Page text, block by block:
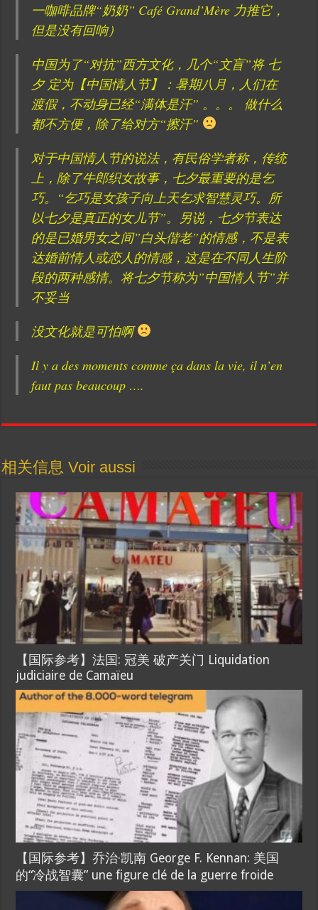
一咖啡品牌“奶奶” Café Grand’Mère 力推它，
但是没有回响）
中国为了“对抗”西方文化，几个“文盲”将 七
夕 定为【中国情人节】：暑期八月，人们在
渡假，不动身已经“满体是汗” 。。。 做什么
都不方便，除了给对方“擦汗”
对于中国情人节的说法，有民俗学者称，传统
上，除了牛郎织女故事，七夕最重要的是乞
巧。“乞巧是女孩子向上天乞求智慧灵巧。所
以七夕是真正的女儿节”。另说，七夕节表达
的是已婚男女之间”白头偕老”的情感，不是表
达婚前情人或恋人的情感，这是在不同人生阶
段的两种感情。将七夕节称为”中国情人节”并
不妥当
没文化就是可怕啊
Il y a des moments comme ça dans la vie, il n’en
faut pas beaucoup ….
相关信息 Voir aussi
【国际参考】法国: 冠美 破产关门 Liquidation
judiciaire de Camaïeu
【国际参考】乔治·凯南 George F. Kennan: 美国
的“冷战智囊” une figure clé de la guerre froide